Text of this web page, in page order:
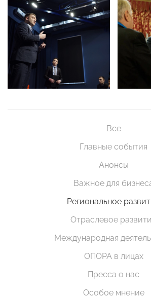
Все
Главные события
Анонсы
Важное для
Региональное
Отраслевое
Международная
ОПОРА в лицах
Пресса о нас
Особое мнение